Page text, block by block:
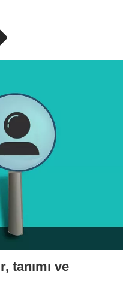
tanımı ve